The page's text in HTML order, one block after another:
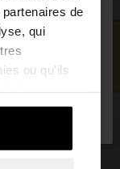
de
qui
ou qu'ils
Voulez-vous